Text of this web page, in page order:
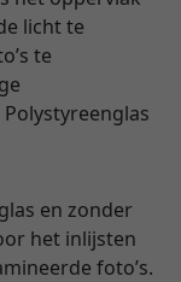
licht te
te
en zonder
het inlijsten
foto’s.